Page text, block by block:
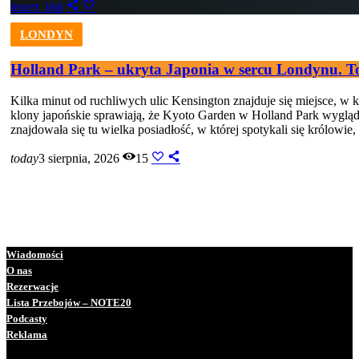
insert_link
LONDYN
Holland Park – ukryta Japonia w sercu Londynu.
Kilka minut od ruchliwych ulic Kensington znajduje się miejsce, w
klony japońskie sprawiają, że Kyoto Garden w Holland Park
znajdowała się tu wielka posiadłość, w której spotykali się
today3 sierpnia, 2026 15
Wiadomości
O nas
Rezerwacje
Lista Przebojów – NOTE20
Podcasty
Reklama